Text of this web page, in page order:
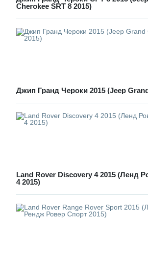
Cherokee SRT 8 2015)
Джип Гранд Чероки 2015 (Jeep
Land Rover Discovery 4 2015 (Ленд
4 2015)